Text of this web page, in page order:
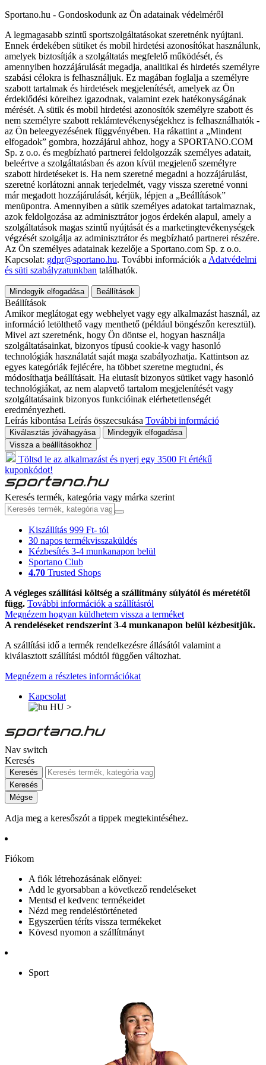
Sportano.hu - Gondoskodunk az Ön adatainak védelméről
A legmagasabb szintű sportszolgáltatásokat szeretnénk nyújtani.
Ennek érdekében sütiket és mobil hirdetési azonosítókat használunk,
amelyek biztosítják a szolgáltatás megfelelő működését, és
amennyiben hozzájárulását megadja, analitikai és hirdetés személyre
szabási célokra is felhasználjuk. Ez magában foglalja a személyre
szabott tartalmak és hirdetések megjelenítését, amelyek az Ön
érdeklődési köreihez igazodnak, valamint ezek hatékonyságának
mérését. A sütik és mobil hirdetési azonosítók személyre szabott és
nem személyre szabott reklámtevékenységekhez is felhasználhatók -
az Ön beleegyezésének függvényében. Ha rákattint a „Mindent
elfogadok” gombra, hozzájárul ahhoz, hogy a SPORTANO.COM
Sp. z o.o. és megbízható partnerei feldolgozzák személyes adatait,
beleértve a szolgáltatásban és azon kívül megjelenő személyre
szabott hirdetéseket is. Ha nem szeretné megadni a hozzájárulást,
szeretné korlátozni annak terjedelmét, vagy vissza szeretné vonni
már megadott hozzájárulását, kérjük, lépjen a „Beállítások”
menüpontra. Amennyiben a sütik személyes adatokat tartalmaznak,
azok feldolgozása az adminisztrátor jogos érdekén alapul, amely a
szolgáltatások magas szintű nyújtását és a marketingtevékenységek
végzését szolgálja az adminisztrátor és megbízható partnerei részére.
Az Ön személyes adatainak kezelője a Sportano.com Sp. z o.o.
Kapcsolat: gdpr@sportano.hu. További információk a Adatvédelmi
és süti szabályzatunkban találhatók.
Mindegyik elfogadása Beállítások
Beállítások
Amikor meglátogat egy webhelyet vagy egy alkalmazást használ, az
információ letölthető vagy menthető (például böngészőn keresztül).
Mivel azt szeretnénk, hogy Ön döntse el, hogyan használja
szolgáltatásainkat, bizonyos típusú cookie-k vagy hasonló
technológiák használatát saját maga szabályozhatja. Kattintson az
egyes kategóriák fejlécére, ha többet szeretne megtudni, és
módosíthatja beállításait. Ha elutasít bizonyos sütiket vagy hasonló
technológiákat, az nem alapvető tartalom megjelenítését vagy
szolgáltatásaink bizonyos funkcióinak elérhetetlenségét
eredményezheti.
Leírás kibontása Leírás összecsukása További információ
Kiválasztás jóváhagyása
Mindegyik elfogadása
Vissza a beállításokhoz
Töltsd le az alkalmazást és nyerj egy 3500 Ft értékű
kuponkódot!
Keresés termék, kategória vagy márka szerint
Kiszállítás 999 Ft- tól
30 napos termékvisszaküldés
Kézbesítés 3-4 munkanapon belül
Sportano Club
4.70 Trusted Shops
A végleges szállítási költség a szállítmány súlyától és méretétől
függ. További információk a szállításról
Megnézem hogyan küldhetem vissza a terméket
A rendeléseket rendszerint 3-4 munkanapon belül kézbesítjük.
A szállítási idő a termék rendelkezésre állásától valamint a
kiválasztott szállítási módtól függően változhat.
Megnézem a részletes információkat
Kapcsolat
HU >
Nav switch
Keresés
Keresés
Keresés
Mégse
Adja meg a keresőszót a tippek megtekintéséhez.
Fiókom
A fiók létrehozásának előnyei:
Add le gyorsabban a következő rendeléseket
Mentsd el kedvenc termékeidet
Nézd meg rendeléstörténeted
Egyszerűen téríts vissza termékeket
Kövesd nyomon a szállítmányt
Sport